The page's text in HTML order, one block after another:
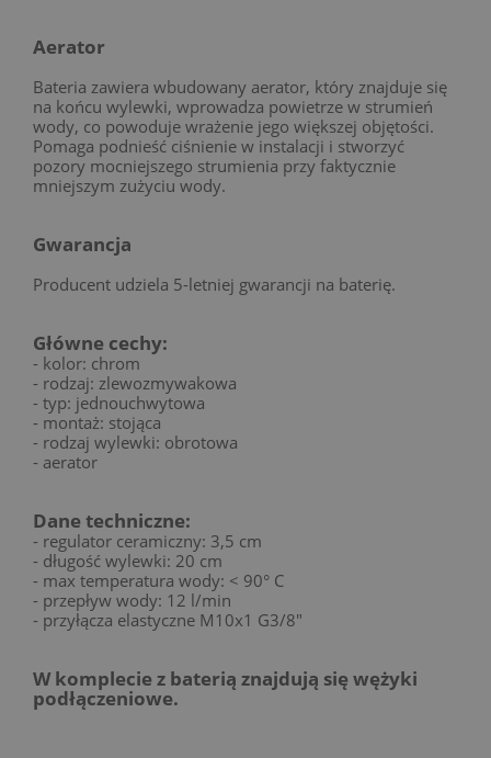
Aerator
Bateria zawiera wbudowany aerator, który znajduje się
na końcu wylewki, wprowadza powietrze w strumień
wody, co powoduje wrażenie jego większej objętości.
Pomaga podnieść ciśnienie w instalacji i stworzyć
pozory mocniejszego strumienia przy faktycznie
mniejszym zużyciu wody.
Gwarancja
Producent udziela 5-letniej gwarancji na baterię.
Główne cechy:
- kolor: chrom
- rodzaj: zlewozmywakowa
- typ: jednouchwytowa
- montaż: stojąca
- rodzaj wylewki: obrotowa
- aerator
Dane techniczne:
- regulator ceramiczny: 3,5 cm
- długość wylewki: 20 cm
- max temperatura wody: < 90° C
- przepływ wody: 12 l/min
- przyłącza elastyczne M10x1 G3/8"
W komplecie z baterią znajdują się wężyki
podłączeniowe.